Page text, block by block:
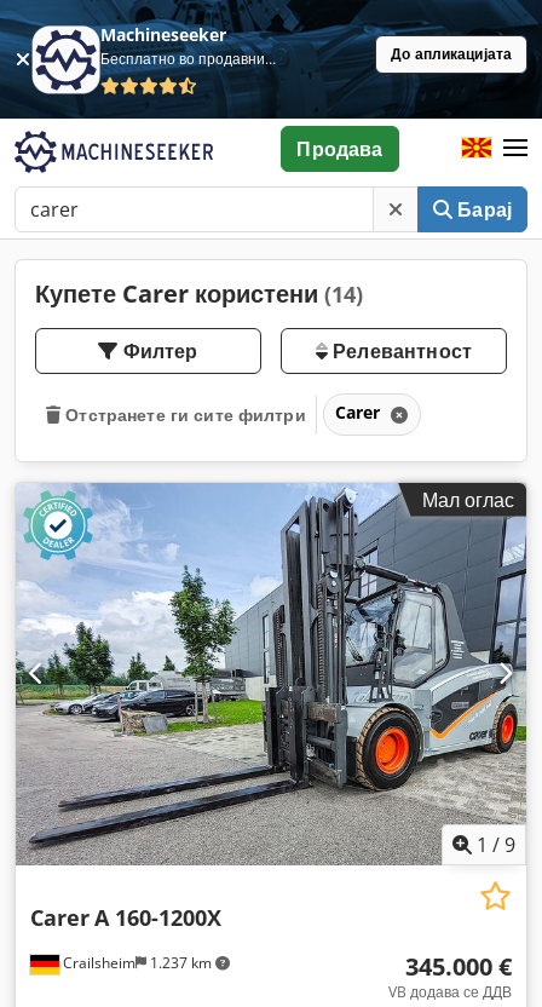
Machineseeker
Бесплатно во продавница До апликацијата
Барај
Продава
Купете Carer користени (14)
Филтер Релевантност
Отстранете ги сите филтри Carer
Мал оглас
1 /9
Crailsheim 1.237 km
CarerA 160-1200X
345.000 €
VB додава се ДДВ